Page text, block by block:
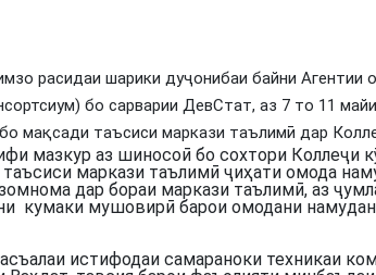
расидаи шарики дуҷонибаи байни
бо сарварии ДевСтат, аз 7 то 11
мақсади таъсиси маркази таълимӣ дар
мазкур аз шиносоӣ бо сохтори Коллеҷи
маркази таълимӣ ҷиҳати омода
дар бораи маркази таълимӣ, аз
кумаки мушовирӣ барои омодани
истифодаи самараноки техникаи